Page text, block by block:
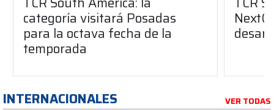
categoría visitará Posadas
para la octava fecha de la
temporada
INTERNACIONALES VER TODAS